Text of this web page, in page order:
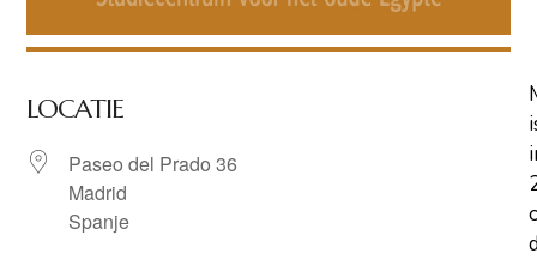
LOCATIE
Paseo del Prado 36
Madrid
Spanje